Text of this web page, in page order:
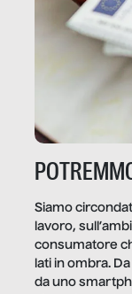
Siamo
lavoro,
consumatore
lati in ombra.
da uno